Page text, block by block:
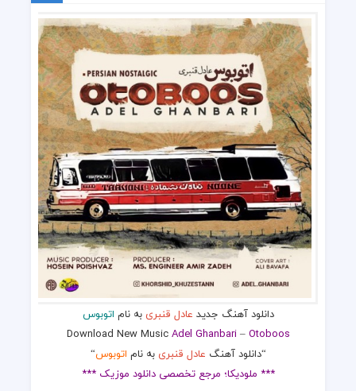
دانلود آهنگ جدید عادل قنبری به نام اتوبوس
Download New MusicAdel Ghanbari–Otoboos
“دانلود آهنگ عادل قنبری به نام اتوبوس“
*** ملودیکا؛ مرجع تخصصی دانلود موزیک ***